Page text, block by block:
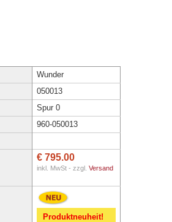
Wunder
050013
Spur 0
960-050013
€ 795.00
inkl. MwSt - zzgl. Versand
Produktneuheit!